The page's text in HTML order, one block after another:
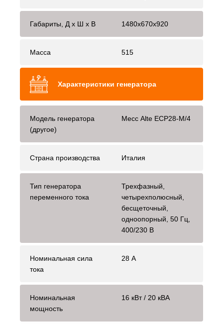
Габариты, Д x Ш x В 1480x670x920
Масса 515
Характеристики генератора
Модель генератора
(другое)
Mecc Alte ЕСР28-М/4
Страна производства Италия
Тип генератора
переменного тока
Трехфазный,
четырехполюсный,
бесщеточный,
одноопорный, 50 Гц,
400/230 В
Номинальная сила
тока
28 А
Номинальная
мощность
16 кВт / 20 кВА